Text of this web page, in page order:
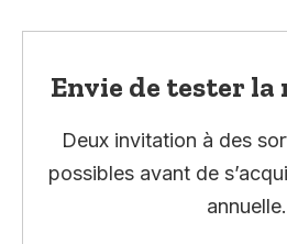
Envie de tester la
Deux invitation à des
possibles avant de
annuelle.